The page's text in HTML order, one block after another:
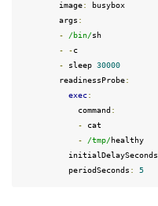
        image
:
busybox
        args
:
-
/bin/sh
-
-c
- sleep 30000
        readinessProbe
:
exec:
command :
- cat
-
/tmp/healthy
          initialDelaySeconds
          periodSeconds
: 5